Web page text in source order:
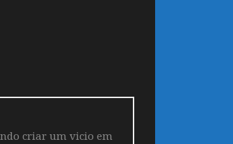
criar um vicio em